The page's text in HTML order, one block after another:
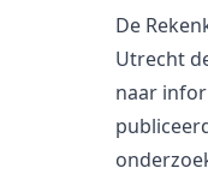
De
Utrecht
naar